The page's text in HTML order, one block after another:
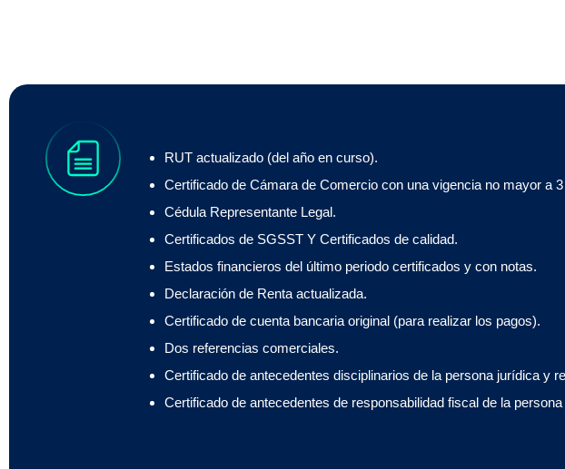
RUT actualizado (del año en curso).
Certificado de Cámara de Comercio con una vigencia no mayor a
Cédula Representante Legal.
Certificados de SGSST Y Certificados de calidad.
Estados financieros del último periodo certificados y con notas.
Declaración de Renta actualizada.
Certificado de cuenta bancaria original (para realizar los pagos).
Dos referencias comerciales.
Certificado de antecedentes disciplinarios de la persona jurídica y
Certificado de antecedentes de responsabilidad fiscal de la